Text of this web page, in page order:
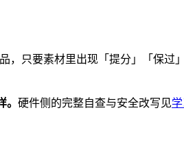
，只要素材里出现「提分」「保过
硬件侧的完整自查与安全改写见